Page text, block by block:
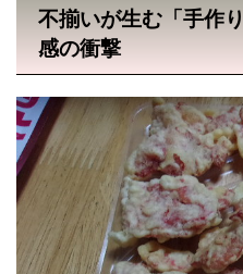
不揃いが生む「手作
感の衝撃